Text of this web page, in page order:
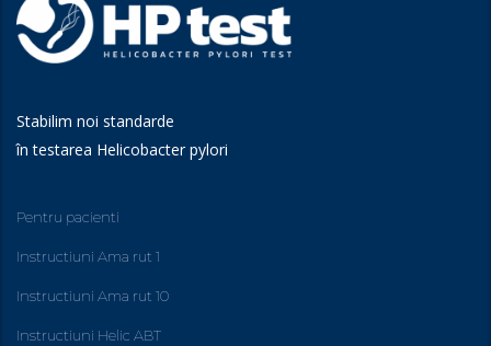
Stabilim noi standarde
în testarea Helicobacter pylori
Pentru pacienti
Instructiuni Ama rut 1
Instructiuni Ama rut 10
Instructiuni Helic ABT